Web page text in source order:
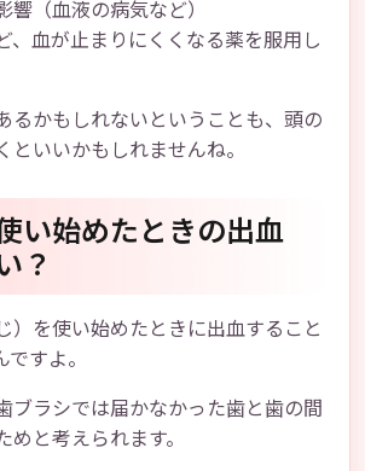
響（血液の病気など）
、血が止まりにくくなる薬を服用し
るかもしれないということも、頭の
といいかもしれませんね。
い始めたときの出血
？
）を使い始めたときに出血すること
すよ。
ブラシでは届かなかった歯と歯の間
と考えられます。